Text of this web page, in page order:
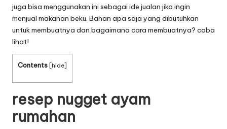
juga bisa menggunakan ini sebagai ide jualan jika ingin
menjual makanan beku. Bahan apa saja yang dibutuhkan
untuk membuatnya dan bagaimana cara membuatnya? coba
lihat!
Contents [hide]
resep nugget ayam
rumahan